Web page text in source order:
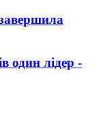
один лідер -